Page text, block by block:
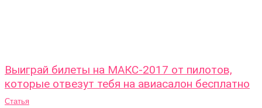
Выиграй билеты на МАКС-2017 от пилотов,
которые отвезут тебя на авиасалон бесплатно
Статья